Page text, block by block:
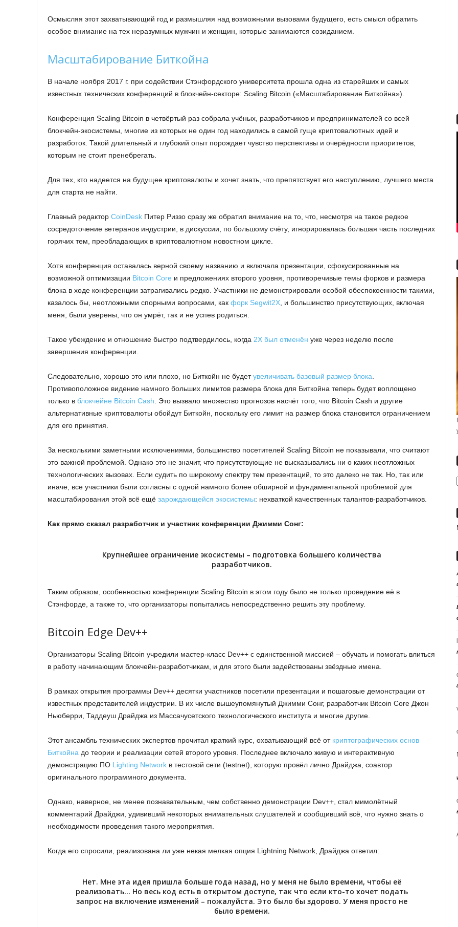
Осмысляя этот захватывающий год и размышляя над возможными вызовами будущего, есть смысл обратить
особое внимание на тех неразумных мужчин и женщин, которые занимаются созиданием.
Масштабирование Биткойна
В начале ноября 2017 г. при содействии Стэнфордского университета прошла одна из старейших и самых
известных технических конференций в блокчейн-секторе: Scaling Bitcoin («Масштабирование Биткойна»).
Конференция Scaling Bitcoin в четвёртый раз собрала учёных, разработчиков и предпринимателей со всей
блокчейн-экосистемы, многие из которых не один год находились в самой гуще криптовалютных идей и
разработок. Такой длительный и глубокий опыт порождает чувство перспективы и очерёдности приоритетов,
которым не стоит пренебрегать.
Для тех, кто надеется на будущее криптовалюты и хочет знать, что препятствует его наступлению, лучшего места
для старта не найти.
Главный редактор CoinDesk Питер Риззо сразу же обратил внимание на то, что, несмотря на такое редкое
сосредоточение ветеранов индустрии, в дискуссии, по большому счёту, игнорировалась большая часть последних
горячих тем, преобладающих в криптовалютном новостном цикле.
Хотя конференция оставалась верной своему названию и включала презентации, сфокусированные на
возможной оптимизации Bitcoin Core и предложениях второго уровня, противоречивые темы форков и размера
блока в ходе конференции затрагивались редко. Участники не демонстрировали особой обеспокоенности такими,
казалось бы, неотложными спорными вопросами, как форк Segwit2X , и большинство присутствующих, включая
меня, были уверены, что он умрёт, так и не успев родиться.
Такое убеждение и отношение быстро подтвердилось, когда 2X был отменён уже через неделю после
завершения конференции.
Следовательно, хорошо это или плохо, но Биткойн не будетувеличивать базовый размер блока
Противоположное видение намного больших лимитов размера блока для Биткойна теперь будет воплощено
только в блокчейне Bitcoin Cash . Это вызвало множество прогнозов насчёт того, что Bitcoin Cash и другие
альтернативные криптовалюты обойдут Биткойн, поскольку его лимит на размер блока становится ограничением
для его принятия.
За несколькими заметными исключениями, большинство посетителей Scaling Bitcoin не показывали, что считают
это важной проблемой. Однако это не значит, что присутствующие не высказывались ни о каких неотложных
технологических вызовах. Если судить по широкому спектру тем презентаций, то это далеко не так. Но, так или
иначе, все участники были согласны с одной намного более обширной и фундаментальной проблемой для
масштабирования этой всё ещё зарождающейся экосистемы: нехваткой качественных талантов-разработчиков.
Как прямо сказал разработчик и участник конференции Джимми Сонг:
Крупнейшее ограничение экосистемы – подготовка большего количества
разработчиков.
Таким образом, особенностью конференции Scaling Bitcoin в этом году было не только проведение её в
Стэнфорде, а также то, что организаторы попытались непосредственно решить эту проблему.
Bitcoin Edge Dev++
Организаторы Scaling Bitcoin учредили мастер-класс Dev++ с единственной миссией – обучать и помогать влиться
в работу начинающим блокчейн-разработчикам, и для этого были задействованы звёздные имена.
В рамках открытия программы Dev++ десятки участников посетили презентации и пошаговые демонстрации от
известных представителей индустрии. В их числе вышеупомянутый Джимми Сонг, разработчик Bitcoin Core Джон
Ньюберри, Таддеуш Драйджа из Массачусетского технологического института и многие другие.
Этот ансамбль технических экспертов прочитал краткий курс, охватывающий всё от криптографических основ
Биткойна до теории и реализации сетей второго уровня. Последнее включало живую и интерактивную
демонстрацию ПО Lighting Network в тестовой сети (testnet), которую провёл лично Драйджа, соавтор
оригинального программного документа.
Однако, наверное, не менее познавательным, чем собственно демонстрации Dev++, стал мимолётный
комментарий Драйджи, удививший некоторых внимательных слушателей и сообщивший всё, что нужно знать о
необходимости проведения такого мероприятия.
Когда его спросили, реализована ли уже некая мелкая опция Lightning Network, Драйджа ответил:
Нет. Мне эта идея пришла больше года назад, но у меня не было времени, чтобы её
реализовать… Но весь код есть в открытом доступе, так что если кто-то хочет подать
запрос на включение изменений – пожалуйста. Это было бы здорово. У меня просто не
было времени.